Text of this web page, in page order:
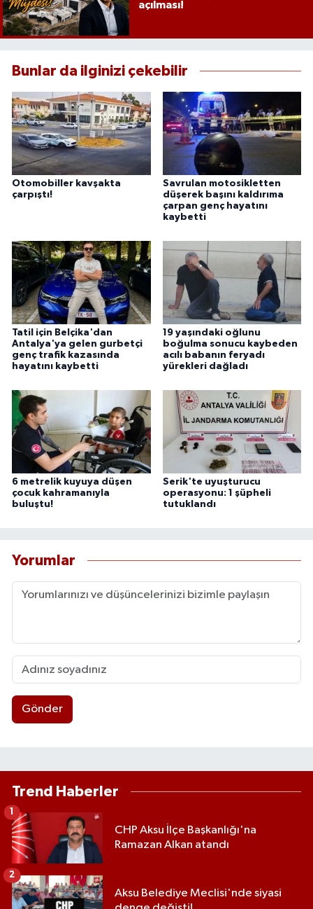
açılması!
Bunlar da ilginizi çekebilir
Otomobiller kavşakta
çarpıştı!
Savrulan motosikletten
düşerek başını kaldırıma
çarpan genç hayatını
kaybetti
Tatil için Belçika'dan
Antalya'ya gelen gurbetçi
genç trafik kazasında
hayatını kaybetti
19 yaşındaki oğlunu
boğulma sonucu kaybeden
acılı babanın feryadı
yürekleri dağladı
6 metrelik kuyuya düşen
çocuk kahramanıyla
buluştu!
Serik'te uyuşturucu
operasyonu: 1 şüpheli
tutuklandı
Yorumlar
Gönder
Trend Haberler
CHP Aksu İlçe Başkanlığı'na
Ramazan Alkan atandı
1
Aksu Belediye Meclisi'nde siyasi
2